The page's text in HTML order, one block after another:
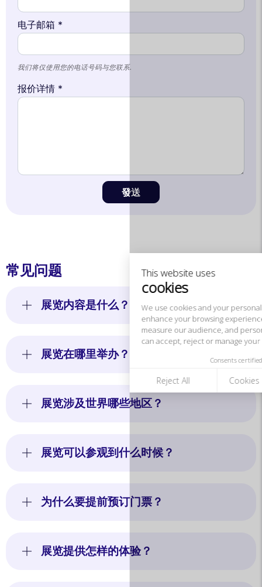
can accept, reject or manage your preferences at any time.
Reject All Cookies Settings Accept and close
电子邮箱 *
我们将仅使用您的电话号码与您联系.
报价详情 *
發送
常见问题
展览内容是什么？
展览在哪里举办？
展览涉及世界哪些地区？
展览可以参观到什么时候？
为什么要提前预订门票？
展览提供怎样的体验？